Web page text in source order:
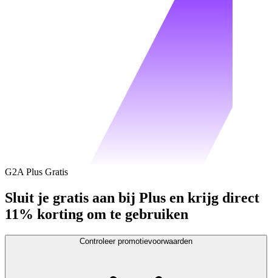
G2A Plus Gratis
Sluit je gratis aan bij Plus en krijg direct
11% korting om te gebruiken
Controleer promotievoorwaarden